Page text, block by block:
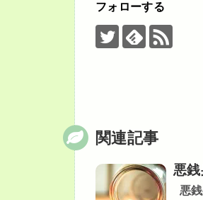
フォローする
関連記事
悪
悪